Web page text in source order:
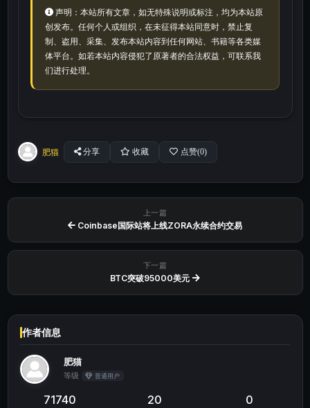
声明：本站所有文章，如无特殊说明或标注，均为本站原
创发布。任何个人或组织，在未征得本站同意时，禁止复
制、盗用、采集、发布本站内容到任何网站、书籍等各类媒
体平台。如若本站内容侵犯了原著者的合法权益，可联系我
们进行处理。
肥猫 分享 收藏 点赞(0)
上一篇
Coinbase国际站将上线ZORA永续合约交易
下一篇
BTC突破95000美元
作者信息
肥猫
等级 普通用户
71740 20 0